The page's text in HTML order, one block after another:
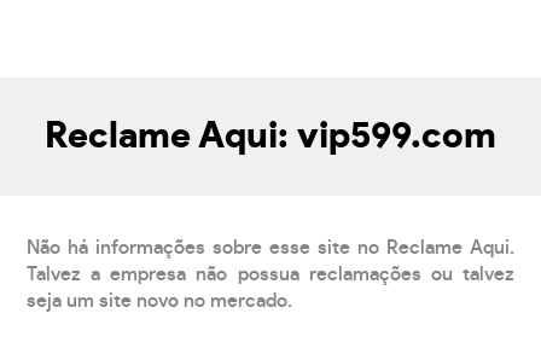
Reclame Aqui: vip599.com
Não há informações sobre esse site no Reclame Aqui.
Talvez a empresa não possua reclamações ou talvez
seja um site novo no mercado.